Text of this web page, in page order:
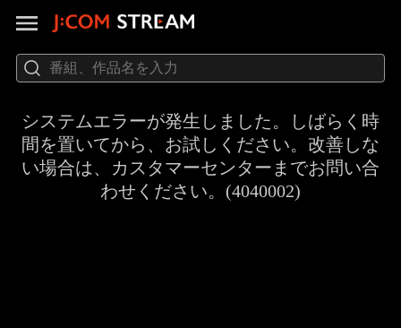
システムエラーが発生しました。しばらく時
間を置いてから、お試しください。改善しな
い場合は、カスタマーセンターまでお問い合
わせください。(4040002)